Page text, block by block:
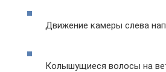
Движение камеры слева
Колышущиеся волосы на